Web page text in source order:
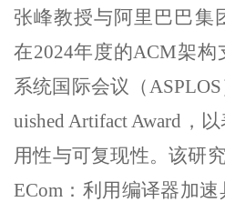
张峰教授与阿里巴巴集
在2024年度的ACM架
系统国际会议（
uished Artifact Award ，
用性与可复现性。该研
ECom：利用编译器加